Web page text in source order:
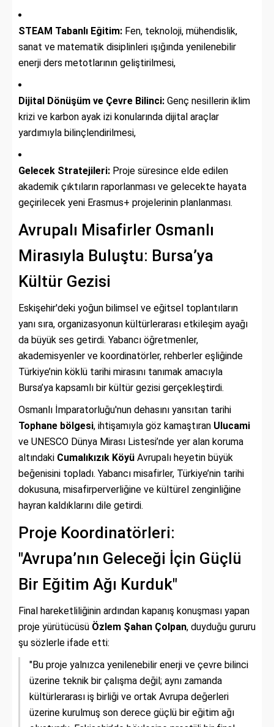
STEAM Tabanlı Eğitim: Fen, teknoloji, mühendislik,
sanat ve matematik disiplinleri ışığında yenilenebilir
enerji ders metotlarının geliştirilmesi,
Dijital Dönüşüm ve Çevre Bilinci: Genç nesillerin iklim
krizi ve karbon ayak izi konularında dijital araçlar
yardımıyla bilinçlendirilmesi,
Gelecek Stratejileri: Proje süresince elde edilen
akademik çıktıların raporlanması ve gelecekte hayata
geçirilecek yeni Erasmus+ projelerinin planlanması.
Avrupalı Misafirler Osmanlı
Mirasıyla Buluştu: Bursa’ya
Kültür Gezisi
Eskişehir'deki yoğun bilimsel ve eğitsel toplantıların
yanı sıra, organizasyonun kültürlerarası etkileşim ayağı
da büyük ses getirdi. Yabancı öğretmenler,
akademisyenler ve koordinatörler, rehberler eşliğinde
Türkiye’nin köklü tarihi mirasını tanımak amacıyla
Bursa’ya kapsamlı bir kültür gezisi gerçekleştirdi.
Osmanlı İmparatorluğu'nun dehasını yansıtan tarihi
Tophane bölgesi, ihtişamıyla göz kamaştıran Ulucami
ve UNESCO Dünya Mirası Listesi’nde yer alan koruma
altındaki Cumalıkızık Köyü Avrupalı heyetin büyük
beğenisini topladı. Yabancı misafirler, Türkiye’nin tarihi
dokusuna, misafirperverliğine ve kültürel zenginliğine
hayran kaldıklarını dile getirdi.
Proje Koordinatörleri:
"Avrupa’nın Geleceği İçin Güçlü
Bir Eğitim Ağı Kurduk"
Final hareketliliğinin ardından kapanış konuşması yapan
proje yürütücüsü Özlem Şahan Çolpan, duyduğu gururu
şu sözlerle ifade etti:
"Bu proje yalnızca yenilenebilir enerji ve çevre bilinci
üzerine teknik bir çalışma değil; aynı zamanda
kültürlerarası iş birliği ve ortak Avrupa değerleri
üzerine kurulmuş son derece güçlü bir eğitim ağı